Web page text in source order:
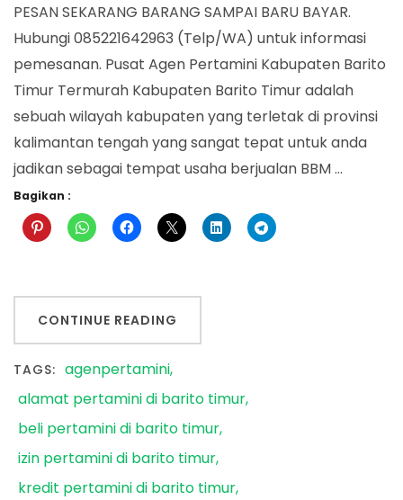
Timur
PESAN SEKARANG BARANG SAMPAI BARU BAYAR.
Hubungi 085221642963 (Telp/WA) untuk informasi
pemesanan. Pusat Agen Pertamini Kabupaten Barito
Timur Termurah Kabupaten Barito Timur adalah
sebuah wilayah kabupaten yang terletak di provinsi
kalimantan tengah yang sangat tepat untuk anda
jadikan sebagai tempat usaha berjualan BBM …
Bagikan :
CONTINUE READING
TAGS: agenpertamini
alamat pertamini di barito timur
beli pertamini di barito timur
izin pertamini di barito timur
kredit pertamini di barito timur